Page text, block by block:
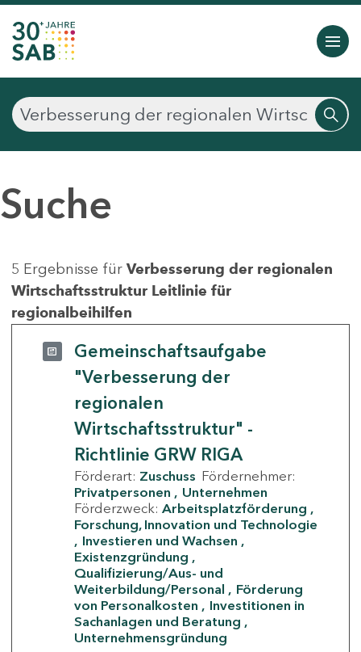
Suche
5 Ergebnisse für Verbesserung der regionalen
Wirtschaftsstruktur Leitlinie für
regionalbeihilfen
Gemeinschaftsaufgabe
"Verbesserung der
regionalen
Wirtschaftsstruktur" -
Richtlinie GRW RIGA
Förderart: Zuschuss Fördernehmer:
Privatpersonen
Unternehmen
Förderzweck: Arbeitsplatzförderung
Forschung, Innovation und Technologie
Investieren und Wachsen
Existenzgründung
Qualifizierung/Aus- und
Weiterbildung/Personal
Förderung
von Personalkosten
Investitionen in
Sachanlagen und Beratung
Unternehmensgründung